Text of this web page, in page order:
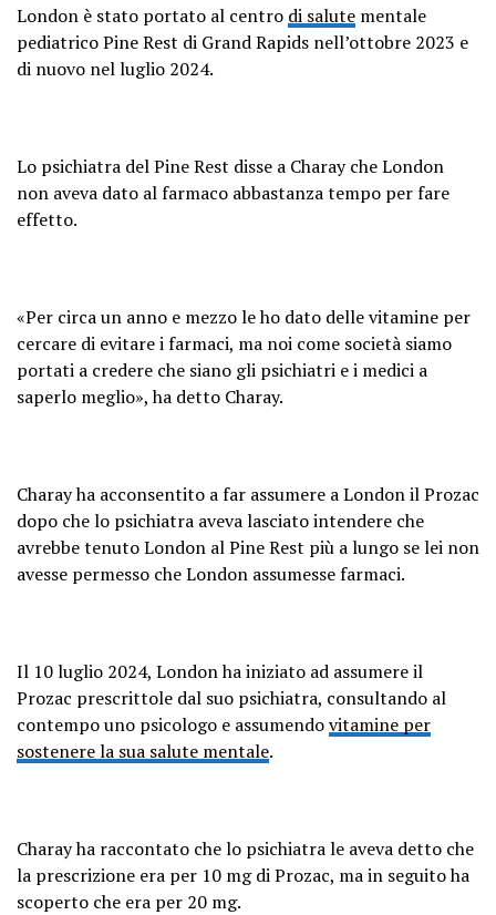
London è stato portato al centro di salute mentale
pediatrico Pine Rest di Grand Rapids nell’ottobre 2023 e
di nuovo nel luglio 2024.
Lo psichiatra del Pine Rest disse a Charay che London
non aveva dato al farmaco abbastanza tempo per fare
effetto.
«Per circa un anno e mezzo le ho dato delle vitamine per
cercare di evitare i farmaci, ma noi come società siamo
portati a credere che siano gli psichiatri e i medici a
saperlo meglio», ha detto Charay.
Charay ha acconsentito a far assumere a London il Prozac
dopo che lo psichiatra aveva lasciato intendere che
avrebbe tenuto London al Pine Rest più a lungo se lei non
avesse permesso che London assumesse farmaci.
Il 10 luglio 2024, London ha iniziato ad assumere il
Prozac prescrittole dal suo psichiatra, consultando al
contempo uno psicologo e assumendovitamine per
sostenere la sua salute mentale.
Charay ha raccontato che lo psichiatra le aveva detto che
la prescrizione era per 10 mg di Prozac, ma in seguito ha
scoperto che era per 20 mg.